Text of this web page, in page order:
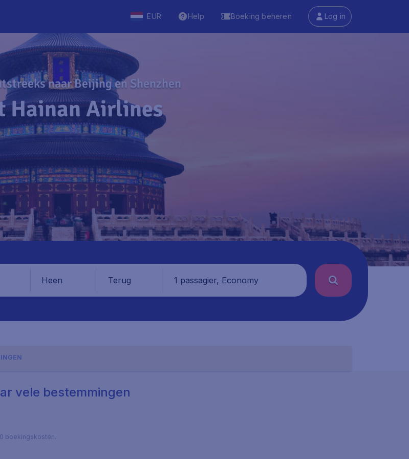
EUR Help Boeking beheren Log in
naar Beijing en Shenzhen
Hainan Airlines
Heen Terug 1 passagier, Economy
vele bestemmingen
boekingskosten.